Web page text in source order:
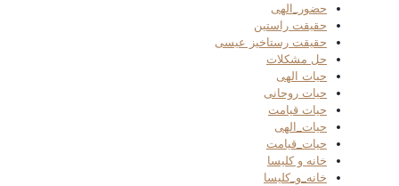
حضور_الهی
حقیقت راستین
حقیقت رستاخیز عیسی
حل مشکلات
حیات الهی
حیات روحانی
حیات قیامت
حیات_الهی
حیات_قیامت
خانه و کلیسا
خانه_و_کلیسا